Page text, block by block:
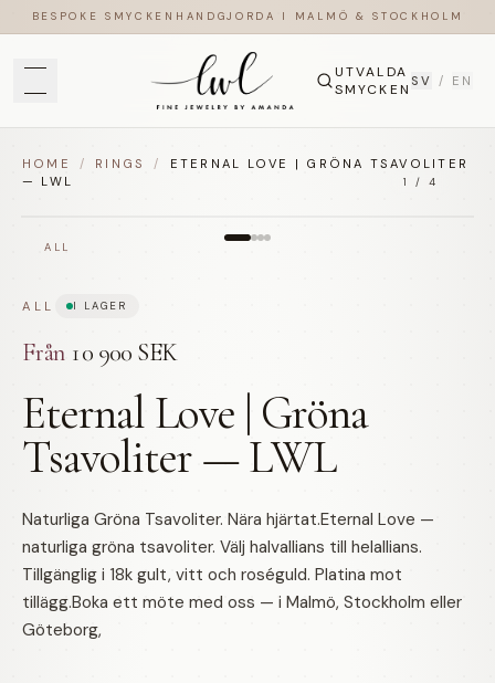
BESPOKE SMYCKEN HANDGJORDA I MALMÖ & STOCKHOLM
UTVALDA
SMYCKEN SV / EN
HOME / RINGS /
ETERNAL LOVE | GRÖNA TSAVOLITER
— LWL
ALL
1 / 4
ALL I LAGER
Från 10 900 SEK
Eternal Love | Gröna
Tsavoliter — LWL
Naturliga Gröna Tsavoliter. Nära hjärtat.Eternal Love —
naturliga gröna tsavoliter. Välj halvallians till helallians.
Tillgänglig i 18k gult, vitt och roséguld. Platina mot
tillägg.Boka ett möte med oss — i Malmö, Stockholm eller
Göteborg,